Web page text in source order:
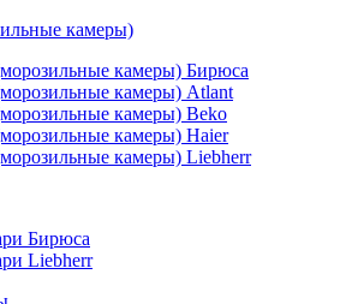
камеры)
камеры) Бирюса
камеры) Atlant
камеры) Beko
камеры) Haier
камеры) Liebherr
Бирюса
Liebherr